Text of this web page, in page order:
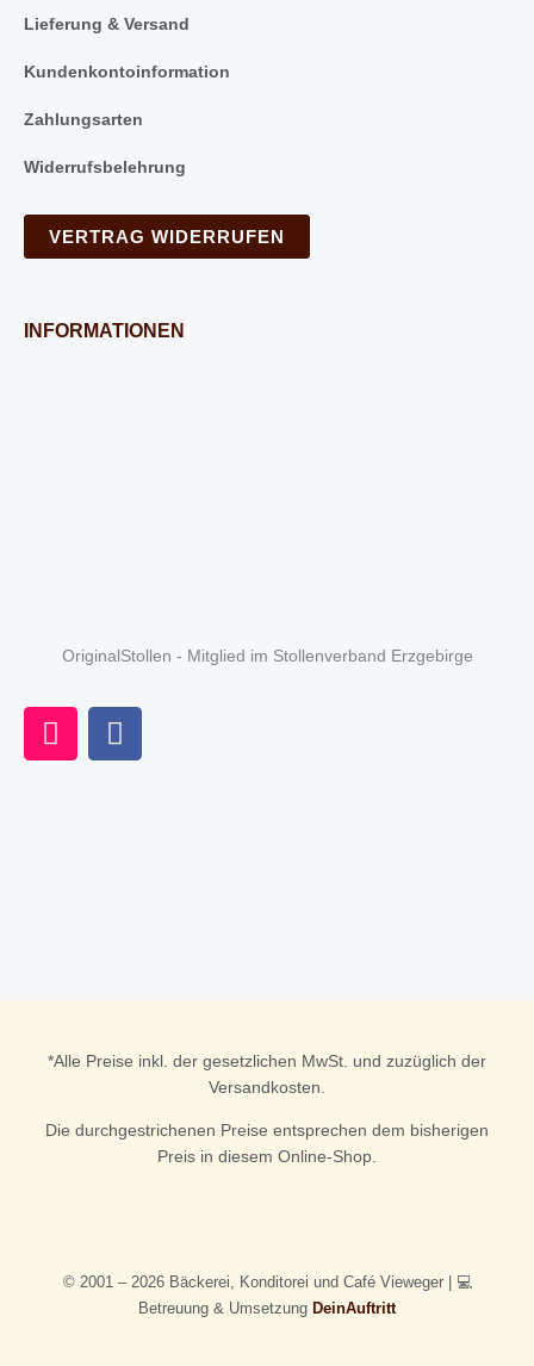
Lieferung & Versand
Kundenkontoinformation
Zahlungsarten
Widerrufsbelehrung
VERTRAG WIDERRUFEN
INFORMATIONEN
OriginalStollen - Mitglied im Stollenverband Erzgebirge
I
n
F
a
*Alle Preise inkl. der gesetzlichen MwSt. und zuzüglich der
Versandkosten.
Die durchgestrichenen Preise entsprechen dem bisherigen
Preis in diesem Online-Shop.
© 2001 – 2026 Bäckerei, Konditorei und Café Vieweger | 💻
Betreuung & Umsetzung DeinAuftritt